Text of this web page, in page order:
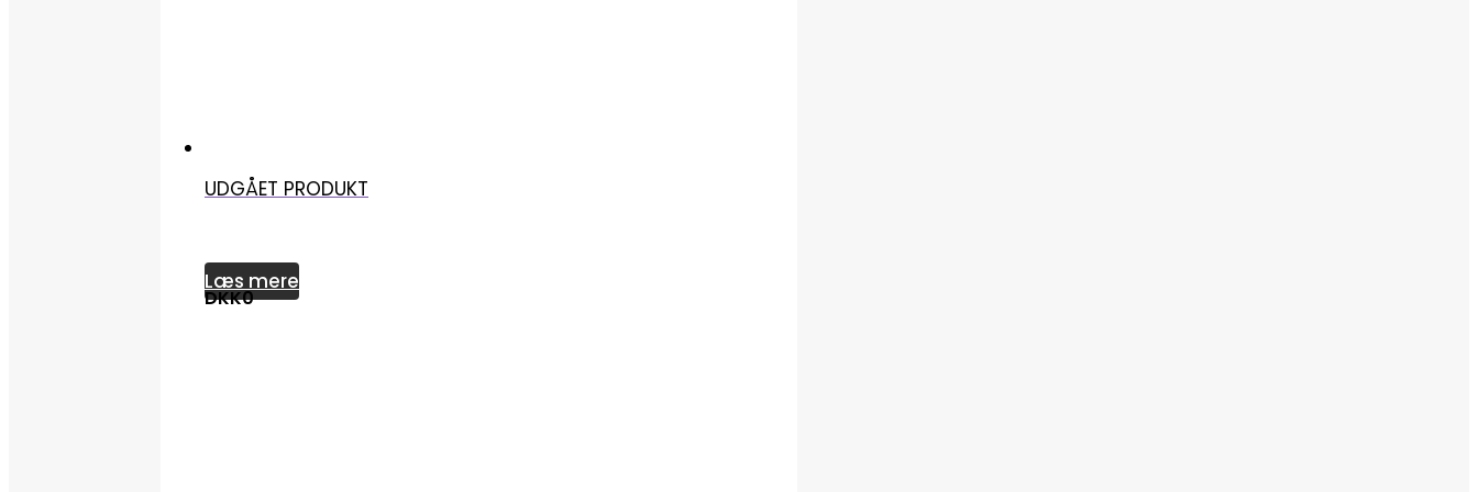
UDGÅET PRODUKT
DKK0
Læs mere